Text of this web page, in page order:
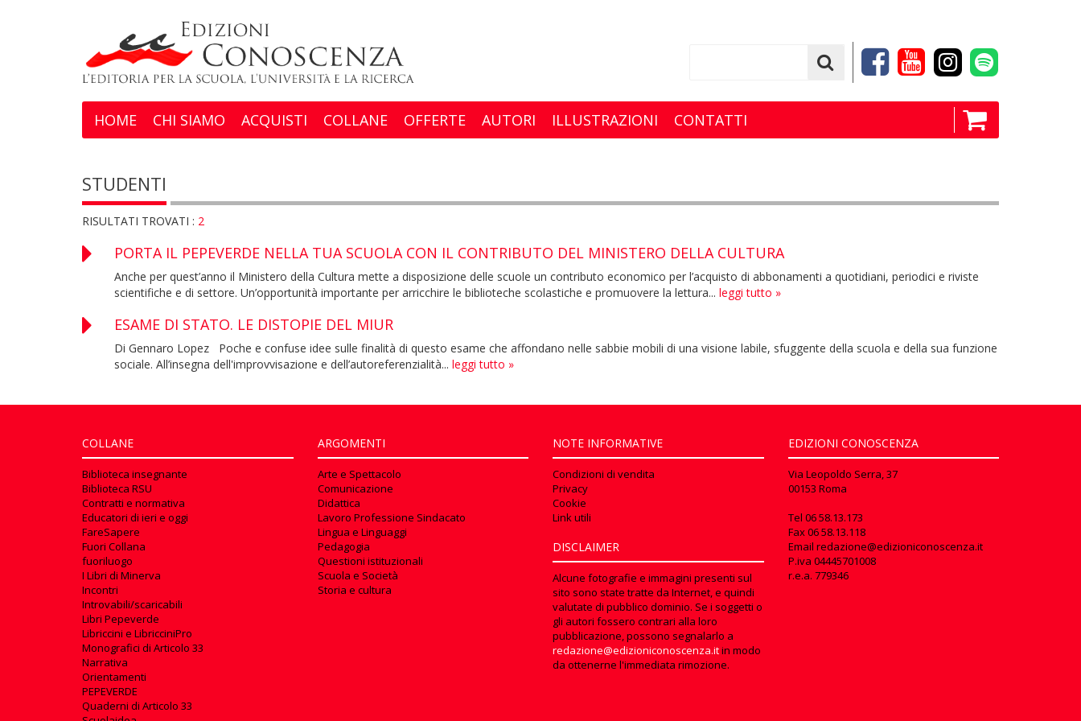
HOME CHI SIAMO ACQUISTI COLLANE OFFERTE AUTORI ILLUSTRAZIONI CONTATTI
STUDENTI
RISULTATI TROVATI : 2
PORTA IL PEPEVERDE NELLA TUA SCUOLA CON IL CONTRIBUTO DEL MINISTERO DELLA CULTURA
Anche per quest’anno il Ministero della Cultura mette a disposizione delle scuole un contributo economico per l’acquisto di abbonamenti a quotidiani, periodici e riviste
scientifiche e di settore. Un’opportunità importante per arricchire le biblioteche scolastiche e promuovere la lettura... leggi tutto »
ESAME DI STATO. LE DISTOPIE DEL MIUR
Di Gennaro Lopez Poche e confuse idee sulle finalità di questo esame che affondano nelle sabbie mobili di una visione labile, sfuggente della scuola e della sua funzione
sociale. All’insegna dell'improvvisazione e dell’autoreferenzialità... leggi tutto »
COLLANE
Biblioteca insegnante
Biblioteca RSU
Contratti e normativa
Educatori di ieri e oggi
FareSapere
Fuori Collana
fuoriluogo
I Libri di Minerva
Incontri
Introvabili/scaricabili
Libri Pepeverde
Libriccini e LibricciniPro
Monografici di Articolo 33
Narrativa
Orientamenti
PEPEVERDE
Quaderni di Articolo 33
ARGOMENTI
Arte e Spettacolo
Comunicazione
Didattica
Lavoro Professione Sindacato
Lingua e Linguaggi
Pedagogia
Questioni istituzionali
Scuola e Società
Storia e cultura
NOTE INFORMATIVE
Condizioni di vendita
Privacy
Cookie
Link utili
DISCLAIMER
Alcune fotografie e immagini presenti sul
sito sono state tratte da Internet, e quindi
valutate di pubblico dominio. Se i soggetti o
gli autori fossero contrari alla loro
pubblicazione, possono segnalarlo a
redazione@edizioniconoscenza.itin modo
da ottenerne l'immediata rimozione.
EDIZIONI CONOSCENZA
Via Leopoldo Serra, 37
00153 Roma
Tel 06 58.13.173
Fax06 58.13.118
Email redazione@edizioniconoscenza.it
P.iva 04445701008
r.e.a. 779346